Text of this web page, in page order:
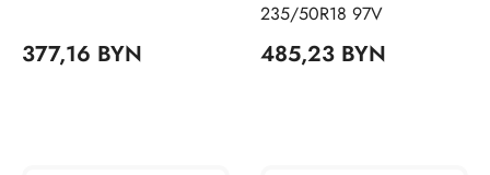
377,16 BYN
235/50R18 97V
485,23 BYN